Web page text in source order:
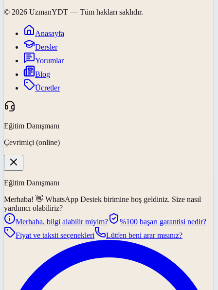
© 2026 UzmanYDT — Tüm hakları saklıdır.
Anasayfa
Dersler
Yorumlar
Blog
Ücretler
Eğitim Danışmanı
Çevrimiçi (online)
Eğitim Danışmanı
Merhaba! 👋 WhatsApp Destek birimine hoş geldiniz. Size nasıl
yardımcı olabiliriz?
Merhaba, bilgi alabilir miyim?
%100 başarı garantisi nedir?
Fiyat ve taksit seçenekleri
Lütfen beni arar mısınız?